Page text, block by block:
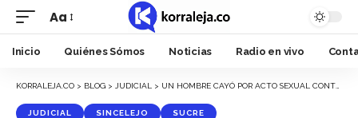
Font
Resizer
Aa
Inicio Quiénes Sómos Noticias Radio en vivo
KORRALEJA.CO > BLOG > JUDICIAL > UN HOMBRE CAYÓ POR ACTO SEXUAL CONTRA UN NIÑO EN SINCELEJO
JUDICIAL SINCELEJO SUCRE